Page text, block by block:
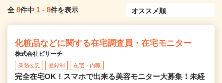
全 8件中 1 - 8件を表示
化粧品などに関する在宅調査員・在宅モニター
株式会社ビサーチ
業務委託 登録制 在宅・内職
完全在宅OK！スマホで出来る美容モニター大募集！未経